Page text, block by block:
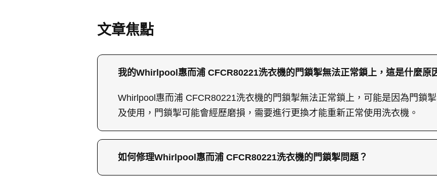
文章焦點
我的Whirlpool惠而浦 CFCR80221洗衣機的門鎖掣無法正常鎖上，這是什麼原
Whirlpool惠而浦 CFCR80221洗衣機的門鎖掣無法正常鎖上，可能是因為門鎖
及使用，門鎖掣可能會經歷磨損，需要進行更換才能重新正常使用洗衣機。
如何修理Whirlpool惠而浦 CFCR80221洗衣機的門鎖掣問題？